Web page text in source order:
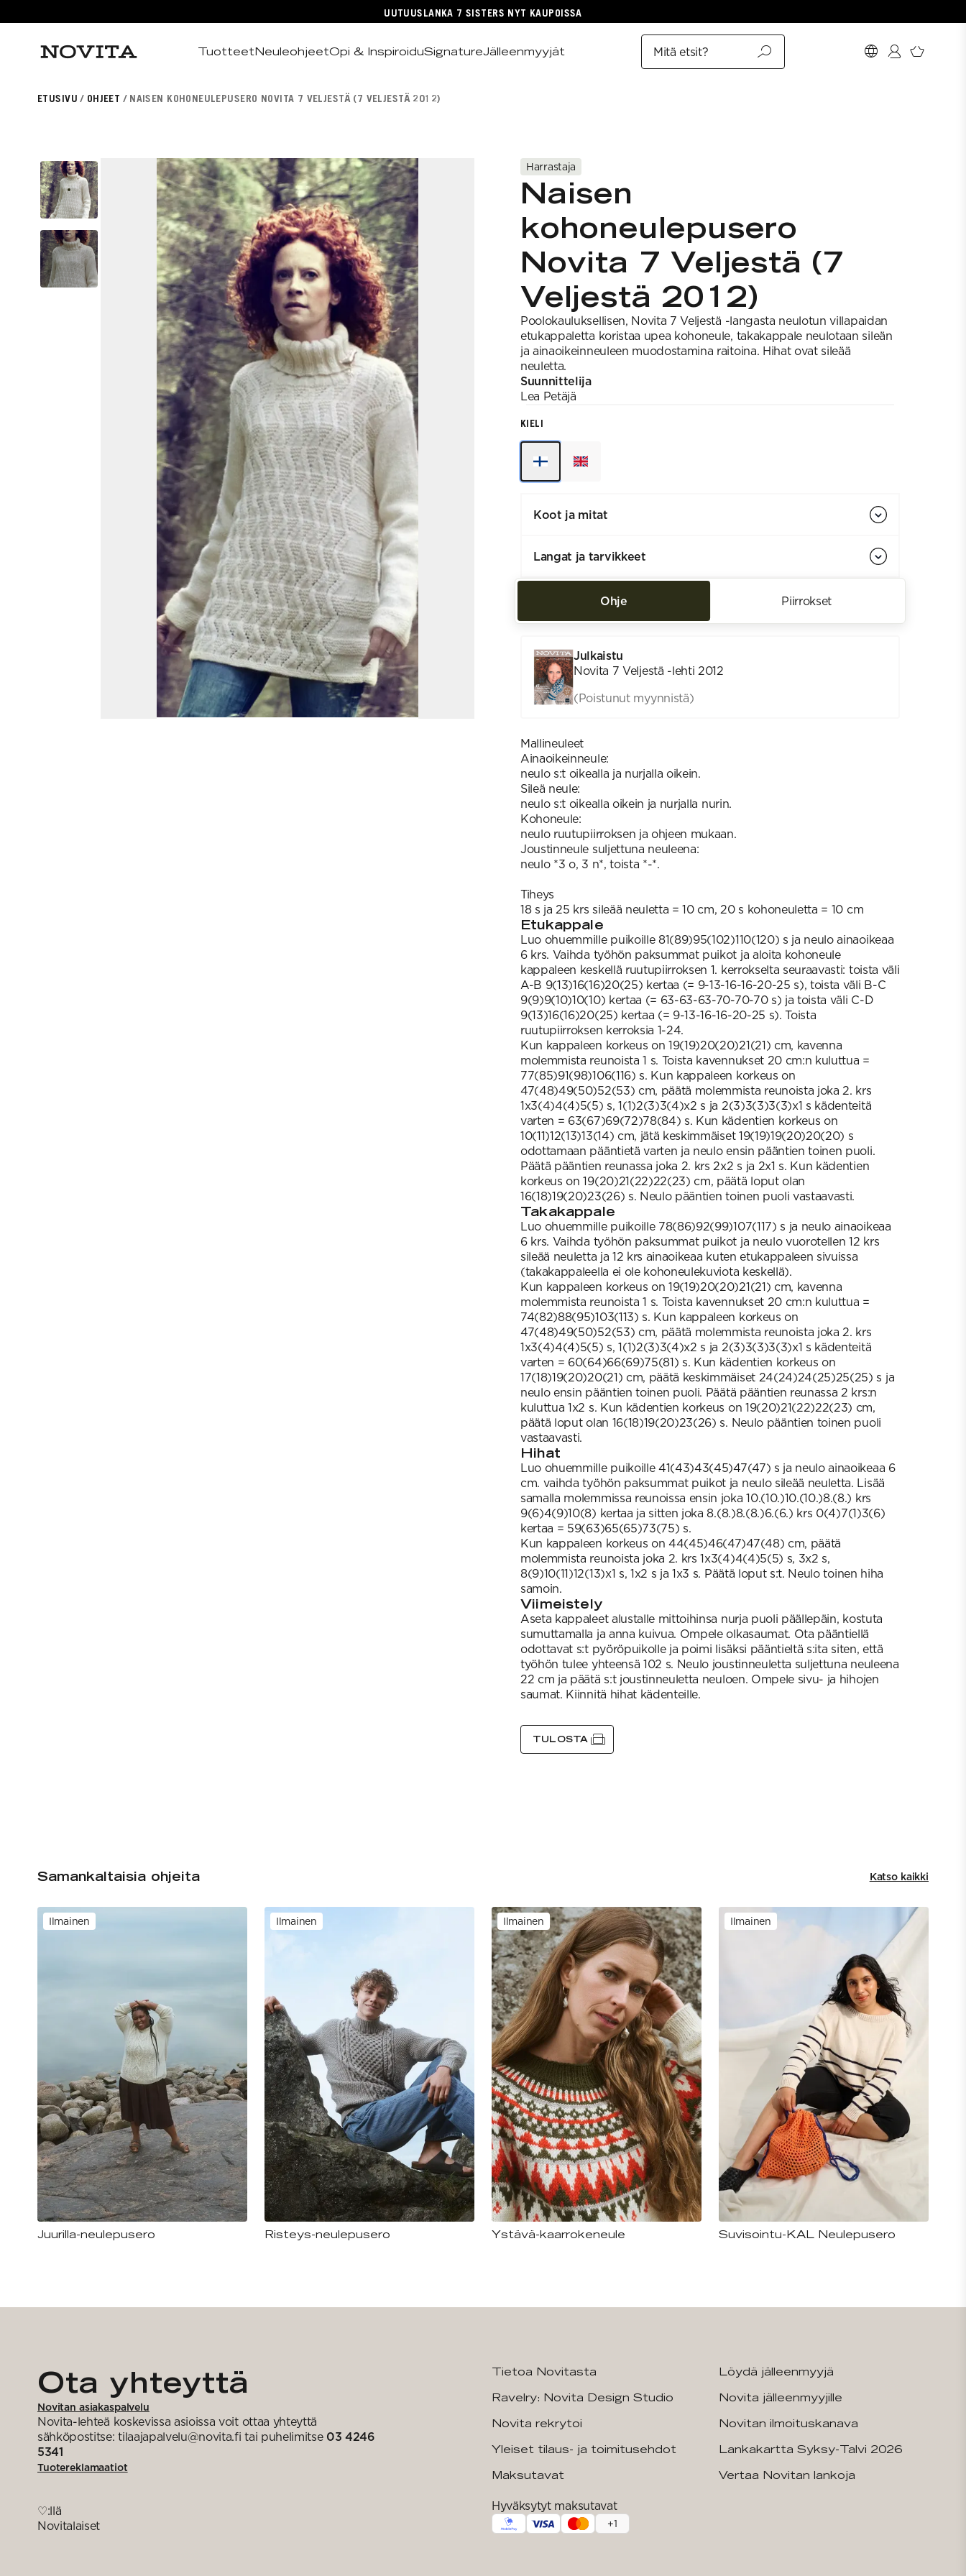
UUTUUSLANKA 7 SISTERS NYT KAUPOISSA
TuotteetNeuleohjeetOpi & InspiroiduSignatureJälleenmyyjät Mitä etsit?
ETUSIVU OHJEET NAISEN KOHONEULEPUSERO NOVITA 7 VELJESTÄ (7 VELJESTÄ 2012)
Harrastaja
Naisen
kohoneulepusero
Novita 7 Veljestä (7
Veljestä 2012)
Poolokauluksellisen, Novita 7 Veljestä -langasta neulotun villapaidan
etukappaletta koristaa upea kohoneule, takakappale neulotaan sileän
ja ainaoikeinneuleen muodostamina raitoina. Hihat ovat sileää
neuletta.
Suunnittelija
Lea Petäjä
KIELI
Koot ja mitat
Langat ja tarvikkeet
Ohje Piirrokset
Julkaistu
Novita 7 Veljestä -lehti 2012
(Poistunut myynnistä)
Mallineuleet
Ainaoikeinneule:
neulo s:t oikealla ja nurjalla oikein.
Sileä neule:
neulo s:t oikealla oikein ja nurjalla nurin.
Kohoneule:
neulo ruutupiirroksen ja ohjeen mukaan.
Joustinneule suljettuna neuleena:
neulo *3 o, 3 n*, toista *-*.
Tiheys
18 s ja 25 krs sileää neuletta = 10 cm, 20 s kohoneuletta = 10 cm
Etukappale
Luo ohuemmille puikoille 81(89)95(102)110(120) s ja neulo ainaoikeaa
6 krs. Vaihda työhön paksummat puikot ja aloita kohoneule
kappaleen keskellä ruutupiirroksen 1. kerrokselta seuraavasti: toista väli
A-B 9(13)16(16)20(25) kertaa (= 9-13-16-16-20-25 s), toista väli B-C
9(9)9(10)10(10) kertaa (= 63-63-63-70-70-70 s) ja toista väli C-D
9(13)16(16)20(25) kertaa (= 9-13-16-16-20-25 s). Toista
ruutupiirroksen kerroksia 1-24.
Kun kappaleen korkeus on 19(19)20(20)21(21) cm, kavenna
molemmista reunoista 1 s. Toista kavennukset 20 cm:n kuluttua =
77(85)91(98)106(116) s. Kun kappaleen korkeus on
47(48)49(50)52(53) cm, päätä molemmista reunoista joka 2. krs
1x3(4)4(4)5(5) s, 1(1)2(3)3(4)x2 s ja 2(3)3(3)3(3)x1 s kädenteitä
varten = 63(67)69(72)78(84) s. Kun kädentien korkeus on
10(11)12(13)13(14) cm, jätä keskimmäiset 19(19)19(20)20(20) s
odottamaan pääntietä varten ja neulo ensin pääntien toinen puoli.
Päätä pääntien reunassa joka 2. krs 2x2 s ja 2x1 s. Kun kädentien
korkeus on 19(20)21(22)22(23) cm, päätä loput olan
16(18)19(20)23(26) s. Neulo pääntien toinen puoli vastaavasti.
Takakappale
Luo ohuemmille puikoille 78(86)92(99)107(117) s ja neulo ainaoikeaa
6 krs. Vaihda työhön paksummat puikot ja neulo vuorotellen 12 krs
sileää neuletta ja 12 krs ainaoikeaa kuten etukappaleen sivuissa
(takakappaleella ei ole kohoneulekuviota keskellä).
Kun kappaleen korkeus on 19(19)20(20)21(21) cm, kavenna
molemmista reunoista 1 s. Toista kavennukset 20 cm:n kuluttua =
74(82)88(95)103(113) s. Kun kappaleen korkeus on
47(48)49(50)52(53) cm, päätä molemmista reunoista joka 2. krs
1x3(4)4(4)5(5) s, 1(1)2(3)3(4)x2 s ja 2(3)3(3)3(3)x1 s kädenteitä
varten = 60(64)66(69)75(81) s. Kun kädentien korkeus on
17(18)19(20)20(21) cm, päätä keskimmäiset 24(24)24(25)25(25) s ja
neulo ensin pääntien toinen puoli. Päätä pääntien reunassa 2 krs:n
kuluttua 1x2 s. Kun kädentien korkeus on 19(20)21(22)22(23) cm,
päätä loput olan 16(18)19(20)23(26) s. Neulo pääntien toinen puoli
vastaavasti.
Hihat
Luo ohuemmille puikoille 41(43)43(45)47(47) s ja neulo ainaoikeaa 6
cm. vaihda työhön paksummat puikot ja neulo sileää neuletta. Lisää
samalla molemmissa reunoissa ensin joka 10.(10.)10.(10.)8.(8.) krs
9(6)4(9)10(8) kertaa ja sitten joka 8.(8.)8.(8.)6.(6.) krs 0(4)7(1)3(6)
kertaa = 59(63)65(65)73(75) s.
Kun kappaleen korkeus on 44(45)46(47)47(48) cm, päätä
molemmista reunoista joka 2. krs 1x3(4)4(4)5(5) s, 3x2 s,
8(9)10(11)12(13)x1 s, 1x2 s ja 1x3 s. Päätä loput s:t. Neulo toinen hiha
samoin.
Viimeistely
Aseta kappaleet alustalle mittoihinsa nurja puoli päällepäin, kostuta
sumuttamalla ja anna kuivua. Ompele olkasaumat. Ota pääntiellä
odottavat s:t pyöröpuikolle ja poimi lisäksi pääntieltä s:ita siten, että
työhön tulee yhteensä 102 s. Neulo joustinneuletta suljettuna neuleena
22 cm ja päätä s:t joustinneuletta neuloen. Ompele sivu- ja hihojen
saumat. Kiinnitä hihat kädenteille.
TULOSTA
Samankaltaisia ohjeita Katso kaikki
Ilmainen
Juurilla-neulepusero
Ilmainen
Risteys-neulepusero
Ilmainen
Ystävä-kaarrokeneule
Ilmainen
Suvisointu-KAL Neulepusero
Ota yhteyttä
Novitan asiakaspalvelu
Novita-lehteä koskevissa asioissa voit ottaa yhteyttä
sähköpostitse: tilaajapalvelu@novita.fi tai puhelimitse 03 4246
5341
Tuotereklamaatiot
♡:llä
Novitalaiset
Tietoa Novitasta
Ravelry: Novita Design Studio
Novita rekrytoi
Yleiset tilaus- ja toimitusehdot
Maksutavat
Löydä jälleenmyyjä
Novita jälleenmyyjille
Novitan ilmoituskanava
Lankakartta Syksy-Talvi 2026
Vertaa Novitan lankoja
Hyväksytyt maksutavat
+1